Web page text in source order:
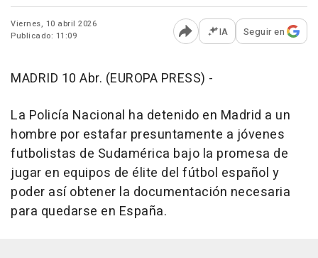
Viernes, 10 abril 2026
Publicado: 11:09
Abrir opciones para
IA Seguir en
MADRID 10 Abr. (EUROPA PRESS) -
La Policía Nacional ha detenido en Madrid a un
hombre por estafar presuntamente a jóvenes
futbolistas de Sudamérica bajo la promesa de
jugar en equipos de élite del fútbol español y
poder así obtener la documentación necesaria
para quedarse en España.